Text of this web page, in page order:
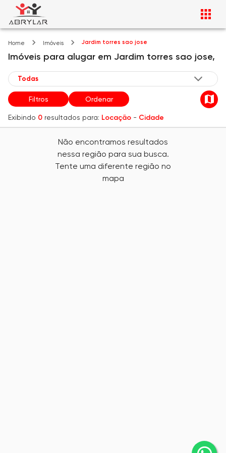
Home Imóveis Jardim torres sao jose
Imóveis para alugar em Jardim torres sao jose,
Filtros Ordenar
Exibindo 0 resultados para: Locação - Cidade
Não encontramos resultados
nessa região para sua busca.
Tente uma diferente região no
mapa